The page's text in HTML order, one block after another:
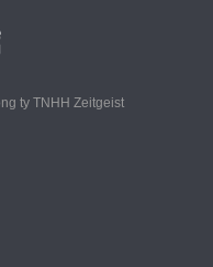
ty TNHH Zeitgeist